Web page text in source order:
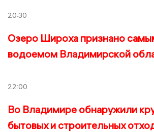
20:30
Озеро Широха признано
водоемом Владимирской
22:00
Во Владимире обнаружили
бытовых и строительных